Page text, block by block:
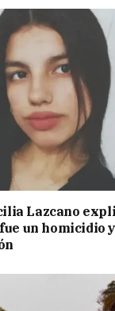
Lazcano
un homicidio